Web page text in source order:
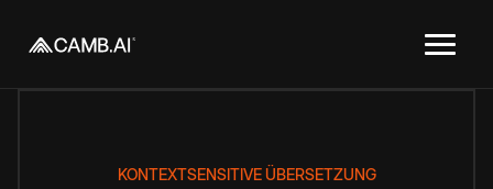
KONTEXTSENSITIVE ÜBERSETZUNG